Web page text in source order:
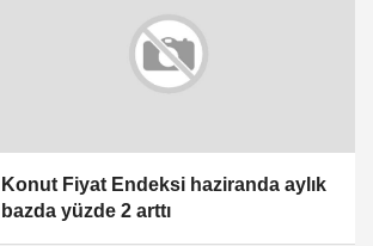
Konut Fiyat Endeksi haziranda aylık
bazda yüzde 2 arttı